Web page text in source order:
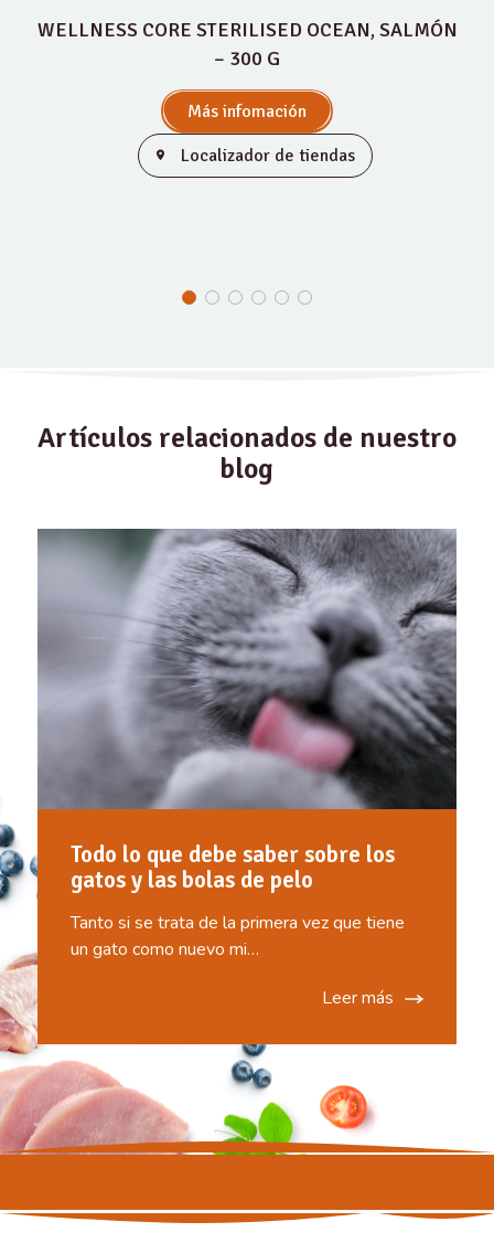
WELLNESS CORE STERILISED OCEAN, SALMÓN
– 300 G
Más infomación
Localizador de tiendas
Artículos relacionados de nuestro
blog
Todo lo que debe saber sobre los
gatos y las bolas de pelo
Tanto si se trata de la primera vez que tiene
un gato como nuevo mi…
Leer más